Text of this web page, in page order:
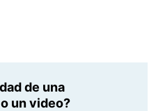
de una
un video?